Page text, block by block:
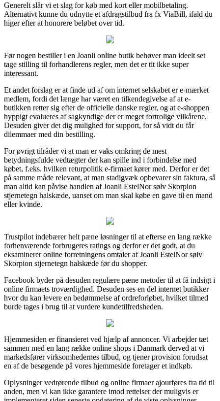
Generelt slår vi et slag for køb med kort eller mobilbetaling.
Alternativt kunne du udnytte et afdragstilbud fra fx ViaBill, ifald du
higer efter at honorere beløbet over tid.
Før nogen bestiller i en Joanli online butik behøver man ideelt set
tage stilling til forhandlerens regler, men det er tit ikke super
interessant.
Et andet forslag er at finde ud af om internet selskabet er e-mærket
medlem, fordi det længe har været en tilkendegivelse af at e-
butikken retter sig efter de officielle danske regler, og at e-shoppen
hyppigt evalueres af sagkyndige der er meget fortrolige vilkårene.
Desuden giver det dig mulighed for support, for så vidt du får
dilemmaer med din bestilling.
For øvrigt tilråder vi at man er vaks omkring de mest
betydningsfulde vedtægter der kan spille ind i forbindelse med
købet, f.eks. hvilken returpolitik e-firmaet kører med. Derfor er det
på samme måde relevant, at man stadigvæk opbevarer sin faktura, så
man altid kan påvise handlen af Joanli EstelNor sølv Skorpion
stjernetegn halskæde, uanset om man skal købe en gave til en mand
eller kvinde.
Trustpilot indebærer helt pæne løsninger til at efterse en lang række
forhenværende forbrugeres ratings og derfor er det godt, at du
eksaminerer online forretningens omtaler af Joanli EstelNor sølv
Skorpion stjernetegn halskæde før du shopper.
Facebook byder på desuden regulære pæne metoder til at få indsigt i
online firmaets troværdighed. Desuden ses en del internet butikker
hvor du kan levere en bedømmelse af ordreforløbet, hvilket tilmed
burde tages i brug til at vurdere kundetilfredsheden.
Hjemmesiden er finansieret ved hjælp af annoncer. Vi arbejder tæt
sammen med en lang række online shops i Danmark derved at vi
markedsfører virksomhedernes tilbud, og tjener provision forudsat
en af de besøgende på vores hjemmeside foretager et indkøb.
Oplysninger vedrørende tilbud og online firmaer ajourføres fra tid til
anden, men vi kan ikke garantere imod rettelser der muligvis er